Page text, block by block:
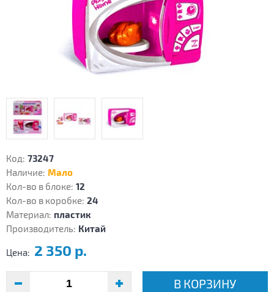
Код: 73247
Наличие: Мало
Кол-во в блоке: 12
Кол-во в коробке: 24
Материал: пластик
Производитель: Китай
Цена: 2 350 р.
В КОРЗИНУ